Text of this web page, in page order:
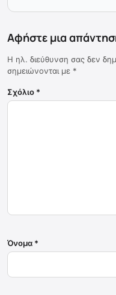
Αφήστε μια
Η ηλ. διεύθυνση σας δεν
σημειώνονται με *
Σχόλιο *
Όνομα *